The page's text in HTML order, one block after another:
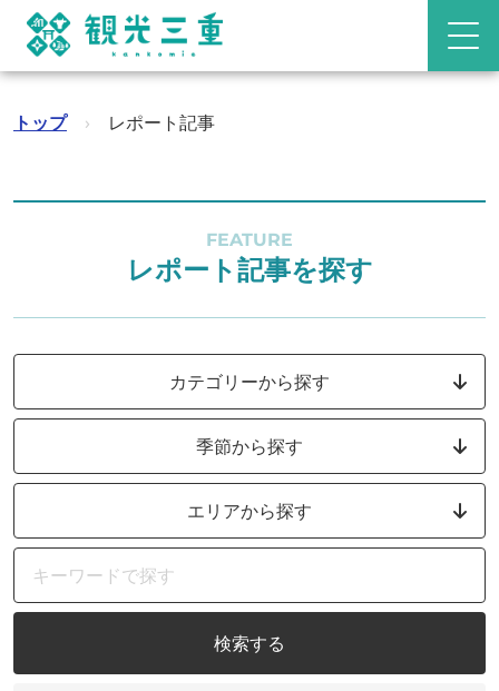
トップ › レポート記事
FEATURE
レポート記事を探す
カテゴリーから探す
季節から探す
エリアから探す
検索する